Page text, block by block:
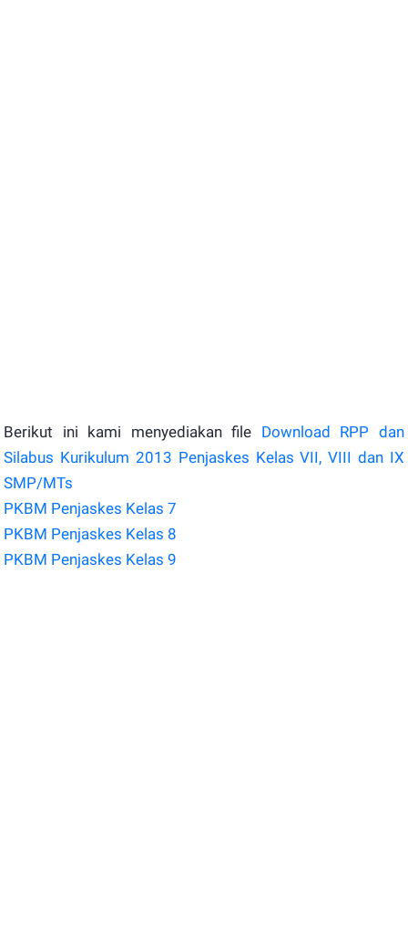
Berikut ini kami menyediakan file Download RPP dan
Silabus Kurikulum 2013 Penjaskes Kelas VII, VIII dan IX
SMP/MTs
PKBM Penjaskes Kelas 7
PKBM Penjaskes Kelas 8
PKBM Penjaskes Kelas 9